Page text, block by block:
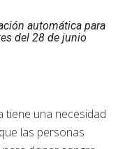
automática para
del 28 de junio
tiene una necesidad
las personas